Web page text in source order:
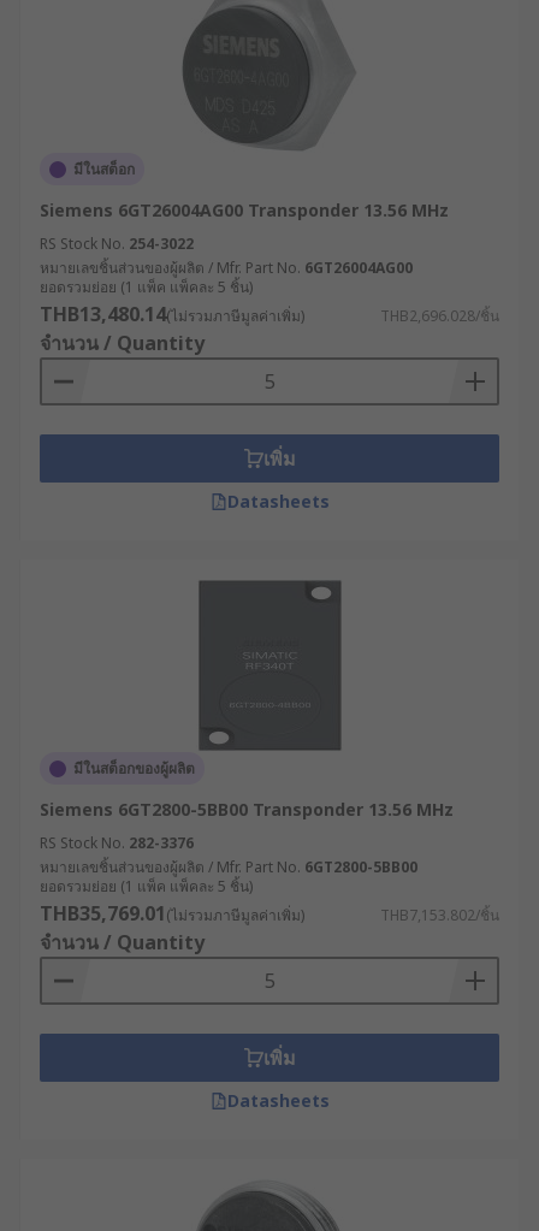
มีในสต็อก
Siemens 6GT26004AG00 Transponder 13.56 MHz
RS Stock No. 254-3022
หมายเลขชิ้นส่วนของผู้ผลิต / Mfr. Part No. 6GT26004AG00
ยอดรวมย่อย (1 แพ็ค แพ็คละ 5 ชิ้น)
THB13,480.14(ไม่รวมภาษีมูลค่าเพิ่ม) THB2,696.028/ชิ้น
จำนวน / Quantity
เพิ่ม
Datasheets
มีในสต็อกของผู้ผลิต
Siemens 6GT2800-5BB00 Transponder 13.56 MHz
RS Stock No. 282-3376
หมายเลขชิ้นส่วนของผู้ผลิต / Mfr. Part No. 6GT2800-5BB00
ยอดรวมย่อย (1 แพ็ค แพ็คละ 5 ชิ้น)
THB35,769.01(ไม่รวมภาษีมูลค่าเพิ่ม) THB7,153.802/ชิ้น
จำนวน / Quantity
เพิ่ม
Datasheets